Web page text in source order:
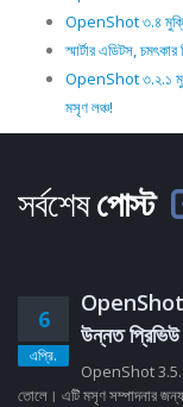
OpenShot ৩.৪ মুক্তি
স্মার্টার এডিটস,
OpenShot ৩.২.১
মসৃণ লঞ্চ!
সর্বশেষপোস্ট
6
এপ্রি.
OpenShot
উন্নত প্রিভিউ
OpenShot 3.5.1
তোলে। এটি মসৃণ সম্পাদনার